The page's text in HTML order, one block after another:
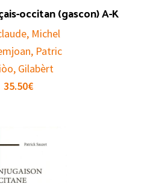
occitan (gascon) A-K
Michel
Patric
Gilabèrt
35.50€